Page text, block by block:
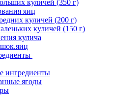
куличей (350 г)
яиц
куличей (200 г)
куличей (150 г)
кулича
ингредиенты
ягоды